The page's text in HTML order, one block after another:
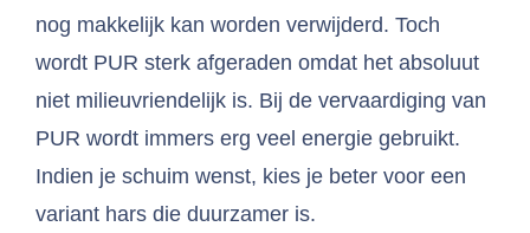
nog makkelijk kan worden verwijderd. Toch
wordt PUR sterk afgeraden omdat het absoluut
niet milieuvriendelijk is. Bij de vervaardiging van
PUR wordt immers erg veel energie gebruikt.
Indien je schuim wenst, kies je beter voor een
variant hars die duurzamer is.